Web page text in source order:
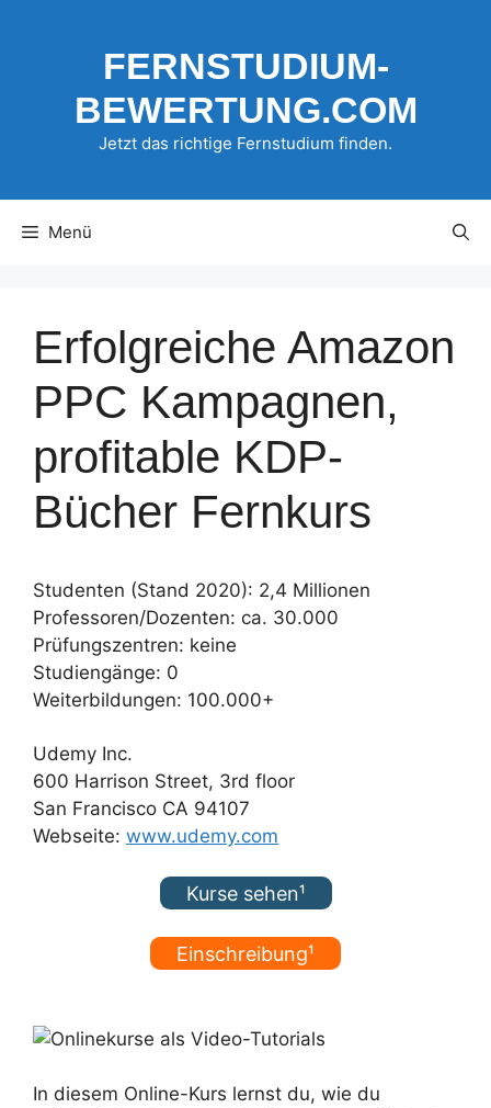
FERNSTUDIUM-
BEWERTUNG.COM
Jetzt das richtige Fernstudium finden.
Menü
Erfolgreiche Amazon
PPC Kampagnen,
profitable KDP-
Bücher Fernkurs
Studenten (Stand 2020): 2,4 Millionen
Professoren/Dozenten: ca. 30.000
Prüfungszentren: keine
Studiengänge: 0
Weiterbildungen: 100.000+
Udemy Inc.
600 Harrison Street, 3rd floor
San Francisco CA 94107
Webseite: www.udemy.com
Kurse sehen¹
Einschreibung¹
In diesem Online-Kurs lernst du, wie du